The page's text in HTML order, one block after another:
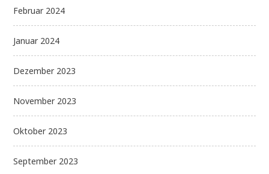
Februar 2024
Januar 2024
Dezember 2023
November 2023
Oktober 2023
September 2023